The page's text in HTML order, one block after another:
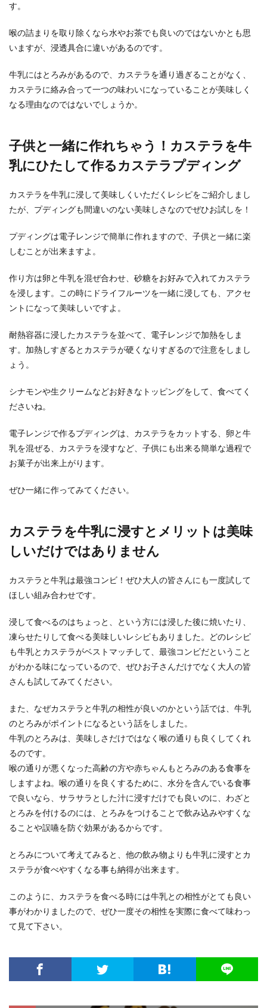
す。
喉の詰まりを取り除くなら水やお茶でも良いのではないかとも思
いますが、浸透具合に違いがあるのです。
牛乳にはとろみがあるので、カステラを通り過ぎることがなく、
カステラに絡み合って一つの味わいになっていることが美味しく
なる理由なのではないでしょうか。
子供と一緒に作れちゃう！カステラを牛
乳にひたして作るカステラプディング
カステラを牛乳に浸して美味しくいただくレシピをご紹介しまし
たが、プディングも間違いのない美味しさなのでぜひお試しを！
プディングは電子レンジで簡単に作れますので、子供と一緒に楽
しむことが出来ますよ。
作り方は卵と牛乳を混ぜ合わせ、砂糖をお好みで入れてカステラ
を浸します。この時にドライフルーツを一緒に浸しても、アクセ
ントになって美味しいですよ。
耐熱容器に浸したカステラを並べて、電子レンジで加熱をしま
す。加熱しすぎるとカステラが硬くなりすぎるので注意をしまし
ょう。
シナモンや生クリームなどお好きなトッピングをして、食べてく
ださいね。
電子レンジで作るプディングは、カステラをカットする、卵と牛
乳を混ぜる、カステラを浸すなど、子供にも出来る簡単な過程で
お菓子が出来上がります。
ぜひ一緒に作ってみてください。
カステラを牛乳に浸すとメリットは美味
しいだけではありません
カステラと牛乳は最強コンビ！ぜひ大人の皆さんにも一度試して
ほしい組み合わせです。
浸して食べるのはちょっと、という方には浸した後に焼いたり、
凍らせたりして食べる美味しいレシピもありました。どのレシピ
も牛乳とカステラがベストマッチして、最強コンビだということ
がわかる味になっているので、ぜひお子さんだけでなく大人の皆
さんも試してみてください。
また、なぜカステラと牛乳の相性が良いのかという話では、牛乳
のとろみがポイントになるという話をしました。
牛乳のとろみは、美味しさだけではなく喉の通りも良くしてくれ
るのです。
喉の通りが悪くなった高齢の方や赤ちゃんもとろみのある食事を
しますよね。喉の通りを良くするために、水分を含んでいる食事
で良いなら、サラサラとした汁に浸すだけでも良いのに、わざと
とろみを付けるのには、とろみをつけることで飲み込みやすくな
ることや誤嚥を防ぐ効果があるからです。
とろみについて考えてみると、他の飲み物よりも牛乳に浸すとカ
ステラが食べやすくなる事も納得が出来ます。
このように、カステラを食べる時には牛乳との相性がとても良い
事がわかりましたので、ぜひ一度その相性を実際に食べて味わっ
て見て下さい。